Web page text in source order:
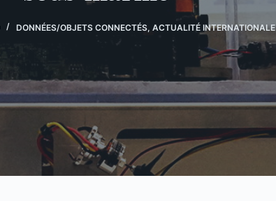
DONNÉES/OBJETS CONNECTÉS, ACTUALITÉ INTERNATIONALE